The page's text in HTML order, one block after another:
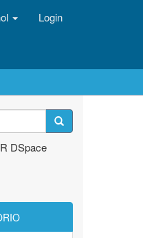
Login
DSpace